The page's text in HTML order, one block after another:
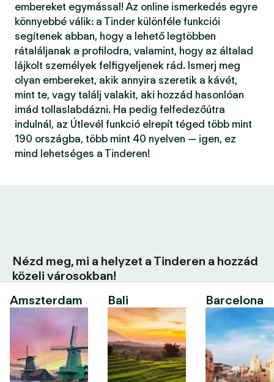
embereket egymással! Az online ismerkedés egyre
könnyebbé válik: a Tinder különféle funkciói
segítenek abban, hogy a lehető legtöbben
rátaláljanak a profilodra, valamint, hogy az általad
lájkolt személyek felfigyeljenek rád. Ismerj meg
olyan embereket, akik annyira szeretik a kávét,
mint te, vagy találj valakit, aki hozzád hasonlóan
imád tollaslabdázni. Ha pedig felfedezőútra
indulnál, az Útlevél funkció elrepít téged több mint
190 országba, több mint 40 nyelven — igen, ez
mind lehetséges a Tinderen!
Nézd meg, mi a helyzet a Tinderen a hozzád
közeli városokban!
Amszterdam
Bali Barcelona